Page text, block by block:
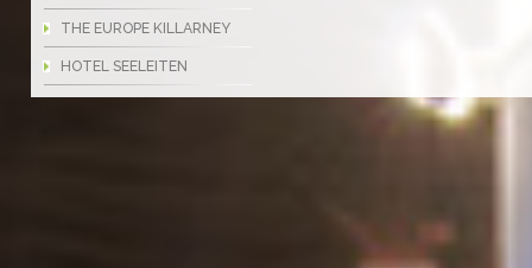
THE EUROPE KILLARNEY
HOTEL SEELEITEN